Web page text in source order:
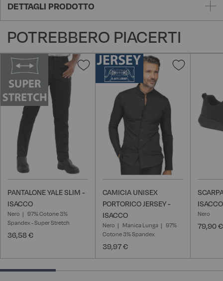
DETTAGLI PRODOTTO
POTREBBERO PIACERTI
Aggiungi
desideri
PANTALONE YALE SLIM -
ISACCO
Nero
97% Cotone 3%
Spandex - Super Stretch
36,58 €
Aggiungi
desideri
CAMICIA UNISEX
PORTORICO JERSEY -
ISACCO
Nero Manica Lunga
97%
Cotone 3% Spandex
39,97 €
ISACCO
Nero
79,90 €
25% completed